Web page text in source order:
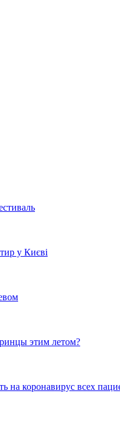
у Києві
этим летом?
на коронавирус всех